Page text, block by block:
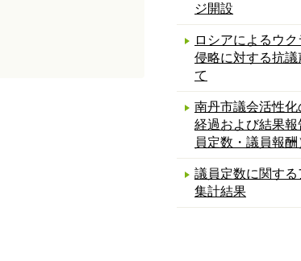
ジ開設
ロシアによるウ
侵略に対する抗議
て
南丹市議会活性化
経過および結果
員定数・議員報酬
議員定数に関する
集計結果